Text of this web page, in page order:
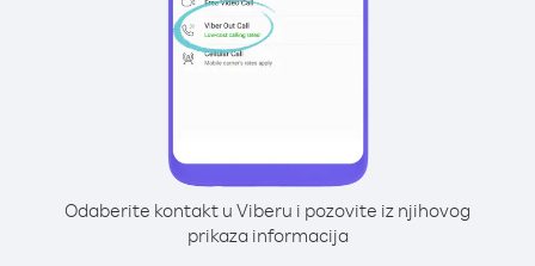
Odaberite kontakt u Viberu i pozovite iz njihovog
prikaza informacija